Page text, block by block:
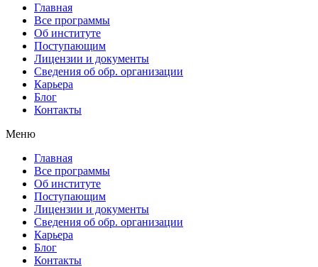
Главная
Все программы
Об институте
Поступающим
Лицензии и документы
Сведения об обр. организации
Карьера
Блог
Контакты
Меню
Главная
Все программы
Об институте
Поступающим
Лицензии и документы
Сведения об обр. организации
Карьера
Блог
Контакты